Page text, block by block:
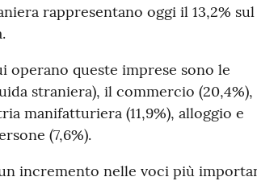
rappresentano oggi il 13,2% sul
queste imprese sono le
straniera), il commercio (20,4%),
manifatturiera (11,9%), alloggio e
(7,6%).
incremento nelle voci più